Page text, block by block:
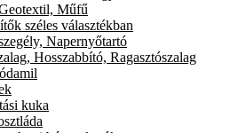
Műfű
széles választékban
Napernyőtartó
Hosszabbító, Ragasztószalag
kuka